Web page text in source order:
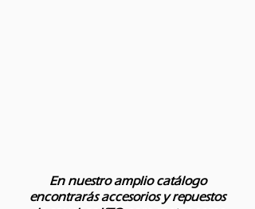
En nuestro amplio catálogo
encontrarás accesorios y repuestos